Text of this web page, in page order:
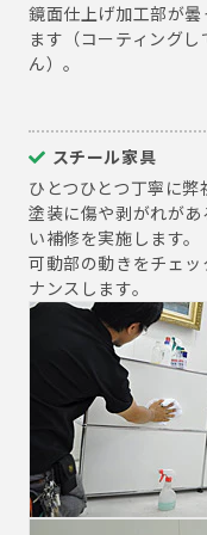
鏡面仕上げ加工部が
ます（コーティング
ん）。
スチール家具
ひとつひとつ丁寧に弊
塗装に傷や剥がれが
い補修を実施します。
可動部の動きをチェ
ナンスします。